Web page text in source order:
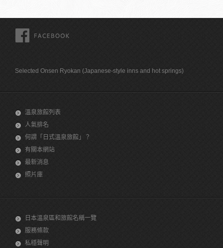
Selected Onsen Ryokan (Japanese-style inns and hot springs)
溫泉旅館列表
人氣排名
何謂「日式溫泉旅館」？
有關本網站
最新消息
照片庫
日本溫泉區和旅館名稱一覽
服務條款
私穩聲明